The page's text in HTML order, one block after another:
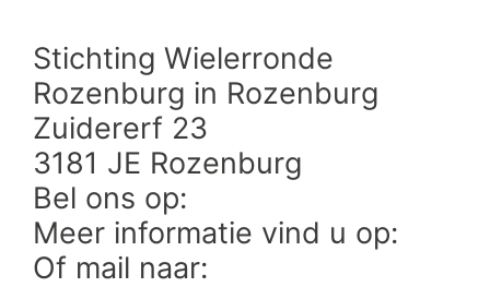
Stichting Wielerronde
Rozenburg in Rozenburg
Zuidererf 23
3181 JE Rozenburg
Bel ons op:
Meer informatie vind u op:
Of mail naar: